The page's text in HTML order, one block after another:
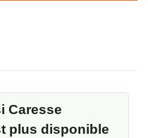
Caresse
plus disponible